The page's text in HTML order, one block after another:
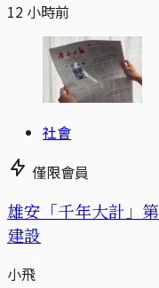
12 小時前
社會
僅限會員
雄安「千年大計」
建設
小飛